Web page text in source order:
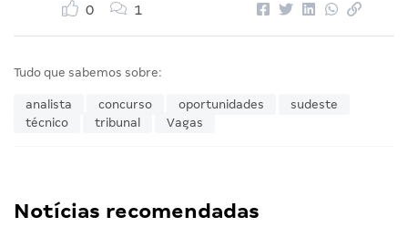
0 1
Tudo que sabemos sobre:
analista concurso oportunidades
sudeste
técnico
tribunal Vagas
Notícias recomendadas